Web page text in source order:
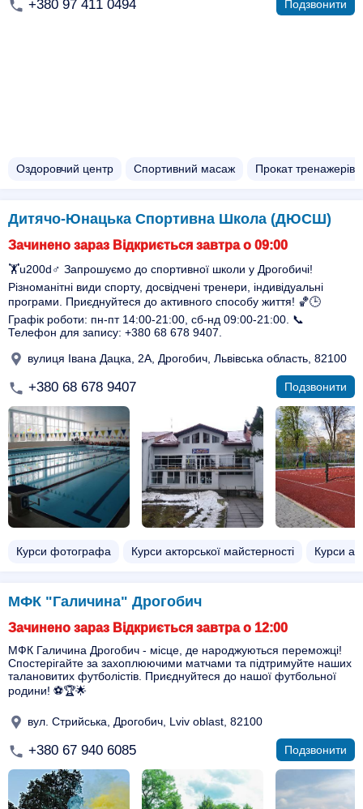
+380 97 411 0494 Подзвонити
Оздоровчий центр Спортивний масаж Прокат тренажерів
Дитячо-Юнацька Спортивна Школа (ДЮСШ)
Зачинено зараз Відкриється завтра о 09:00
🏋️u200d♂️ Запрошуємо до спортивної школи у Дрогобичі!
Різноманітні види спорту, досвідчені тренери, індивідуальні
програми. Приєднуйтеся до активного способу життя! 🏀🕒
Графік роботи: пн-пт 14:00-21:00, сб-нд 09:00-21:00. 📞
Телефон для запису: +380 68 678 9407.
вулиця Івана Дацка, 2А, Дрогобич, Львівська область, 82100
+380 68 678 9407 Подзвонити
Курси фотографа Курси акторської майстерності Курси
МФК "Галичина" Дрогобич
Зачинено зараз Відкриється завтра о 12:00
МФК Галичина Дрогобич - місце, де народжуються переможці!
Спостерігайте за захоплюючими матчами та підтримуйте наших
талановитих футболістів. Приєднуйтеся до нашої футбольної
родини! ⚽️🏆🌟
вул. Стрийська, Дрогобич, Lviv oblast, 82100
+380 67 940 6085 Подзвонити